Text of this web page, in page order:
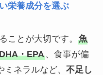
栄養成分を選ぶ
ことが大切です。 魚
・EPA、食事が偏
ネラルなど、 不足し